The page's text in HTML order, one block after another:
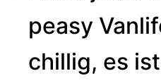
peasy
chillig, es